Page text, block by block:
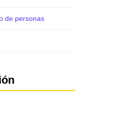
de personas